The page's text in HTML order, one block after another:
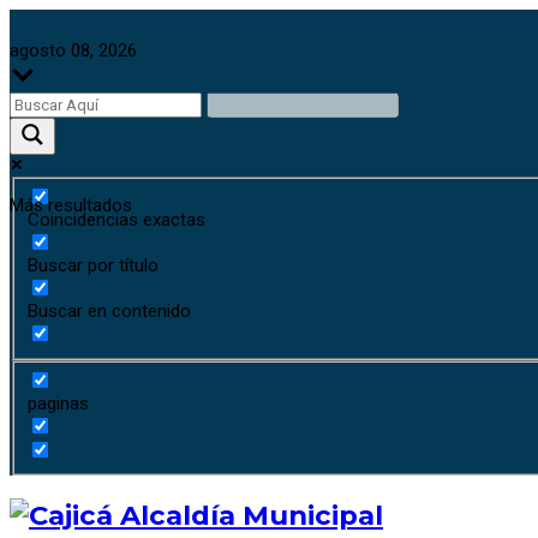
agosto 08, 2026
Más resultados
Coincidencias exactas
Buscar por título
Buscar en contenido
paginas